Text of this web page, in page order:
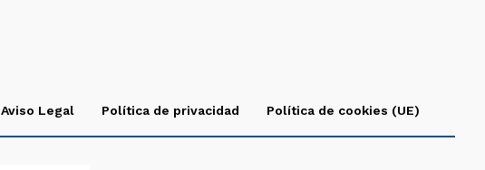
Aviso Legal Política de privacidad Política de cookies (UE)